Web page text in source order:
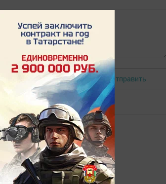
Авторизоваться Отправить